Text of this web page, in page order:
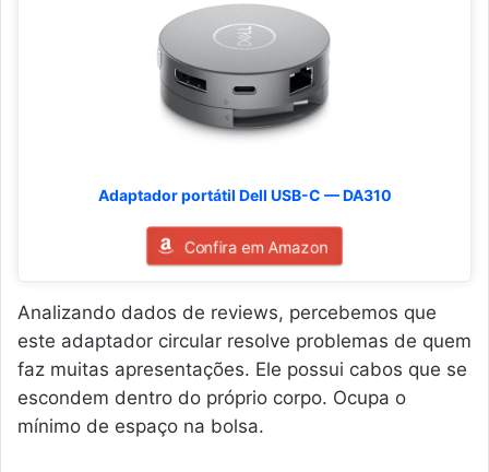
Adaptador portátil Dell USB-C — DA310
Confira em Amazon
Analizando dados de reviews, percebemos que
este adaptador circular resolve problemas de quem
faz muitas apresentações. Ele possui cabos que se
escondem dentro do próprio corpo. Ocupa o
mínimo de espaço na bolsa.